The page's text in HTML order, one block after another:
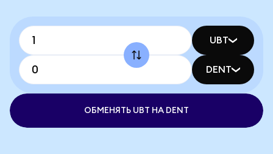
UBT
DENT
ОБМЕНЯТЬ UBT НА DENT